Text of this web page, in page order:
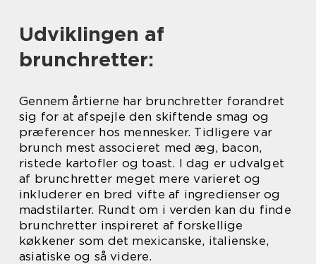
Udviklingen af
brunchretter:
Gennem årtierne har brunchretter forandret
sig for at afspejle den skiftende smag og
præferencer hos mennesker. Tidligere var
brunch mest associeret med æg, bacon,
ristede kartofler og toast. I dag er udvalget
af brunchretter meget mere varieret og
inkluderer en bred vifte af ingredienser og
madstilarter. Rundt om i verden kan du finde
brunchretter inspireret af forskellige
køkkener som det mexicanske, italienske,
asiatiske og så videre.